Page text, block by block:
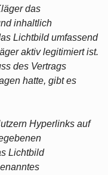
das
inhaltlich
Lichtbild umfassend
aktiv legitimiert ist.
des Vertrags
hatte, gibt es
Hyperlinks auf
Lichtbild